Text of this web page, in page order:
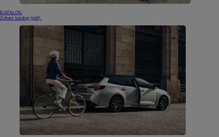
KATALOG
Zobacz katalog (pdf)